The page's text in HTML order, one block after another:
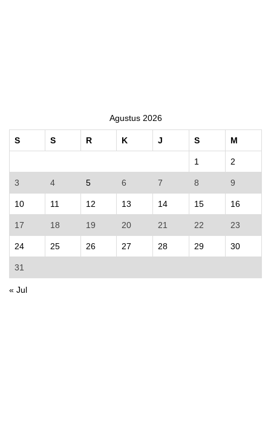
Agustus 2026
S S R K J S M
1 2
3 4 5 6 7 8 9
10 11 12 13 14 15 16
17 18 19 20 21 22 23
24 25 26 27 28 29 30
31
« Jul